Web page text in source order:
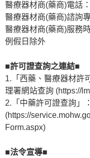
醫療器材商(藥商)電話
醫療器材商(藥商)諮詢
醫療器材商(藥商)服務
例假日除外
■許可證查詢之連結■
1.「西藥、醫療器材許
理署網站查詢 (https://
2.「中藥許可證查詢」
(https://
Form.aspx)
■法令宣導■